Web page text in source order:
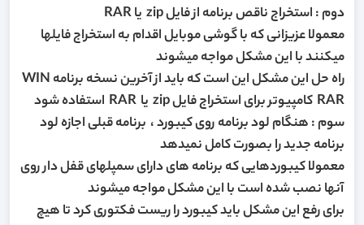
دوم : استخراج ناقص برنامه از فایل zip یا RAR
معمولا عزیزانی که با گوشی موبایل اقدام به استخراج فایلها
میکنند با این مشکل مواجه میشوند
راه حل این مشکل این است که باید از آخرین نسخه برنامه WIN
RAR کامپیوتر برای استخراج فایل zip یا RAR استفاده شود
سوم : هنگام لود برنامه روی کیبورد ، برنامه قبلی اجازه لود
برنامه جدید را بصورت کامل نمیدهد
معمولا کیبوردهایی که برنامه های دارای سمپلهای قفل دار روی
آنها نصب شده است با این مشکل مواجه میشوند
برای رفع این مشکل باید کیبورد را ریست فکتوری کرد تا هیچ